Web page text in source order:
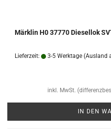
Märk­lin H0 37770 Die­sel­lok
Lieferzeit: 3-5 Werktage (Ausland
inkl. MwSt.
IN DEN